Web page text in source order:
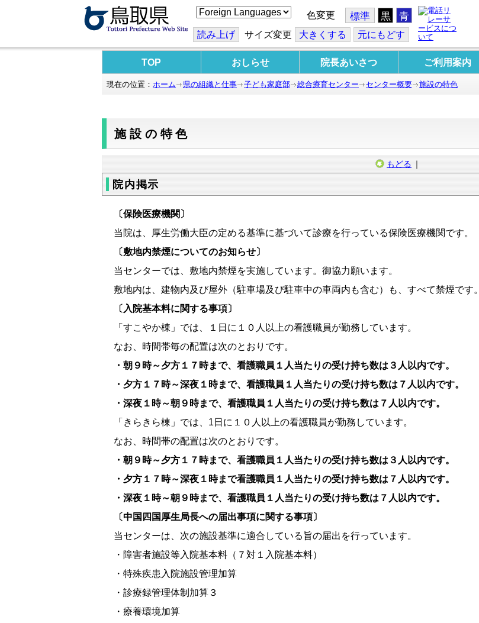
こ
の
ジ
を
る
色変更 標準 黒 青
読み上げ サイズ変更 大きくする 元にもどす
TOP おしらせ 院長あいさつ ご利用案内
現在の位置： ホーム 県の組織と仕事 子ども家庭部 総合療育センター センター概要 施設の特色
施設の特色
もどる ｜
院内掲示
〔保険医療機関〕
当院は、厚生労働大臣の定める基準に基づいて診療を行っている保険医療機関です。
〔敷地内禁煙についてのお知らせ〕
当センターでは、敷地内禁煙を実施しています。御協力願います。
敷地内は、建物内及び屋外（駐車場及び駐車中の車両内も含む）も、すべて禁煙です。
〔入院基本料に関する事項〕
「すこやか棟」では、１日に１０人以上の看護職員が勤務しています。
なお、時間帯毎の配置は次のとおりです。
・朝９時～夕方１７時まで、看護職員１人当たりの受け持ち数は３人以内です。
・夕方１７時～深夜１時まで、看護職員１人当たりの受け持ち数は７人以内です。
・深夜１時～朝９時まで、看護職員１人当たりの受け持ち数は７人以内です。
「きらきら棟」では、1日に１０人以上の看護職員が勤務しています。
なお、時間帯の配置は次のとおりです。
・朝９時～夕方１７時まで、看護職員１人当たりの受け持ち数は３人以内です。
・夕方１７時～深夜１時まで看護職員１人当たりの受け持ち数は７人以内です。
・深夜１時～朝９時まで、看護職員１人当たりの受け持ち数は７人以内です。
〔中国四国厚生局長への届出事項に関する事項〕
当センターは、次の施設基準に適合している旨の届出を行っています。
・障害者施設等入院基本料（７対１入院基本料）
・特殊疾患入院施設管理加算
・診療録管理体制加算３
・療養環境加算